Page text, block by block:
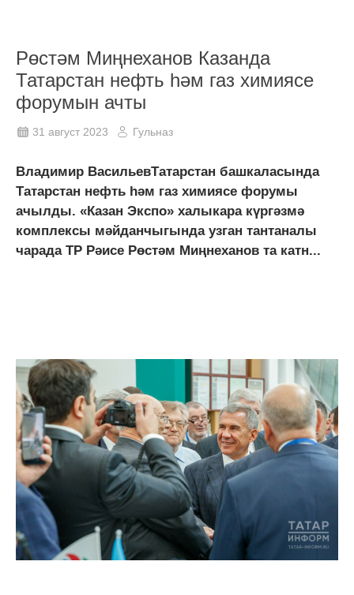
Рөстәм Миңнеханов Казанда
Татарстан нефть һәм газ химиясе
форумын ачты
31 август 2023 Гульназ
Владимир ВасильевТатарстан башкаласында
Татарстан нефть һәм газ химиясе форумы
ачылды. «Казан Экспо» халыкара күргәзмә
комплексы мәйданчыгында узган тантаналы
чарада ТР Рәисе Рөстәм Миңнеханов та катн...